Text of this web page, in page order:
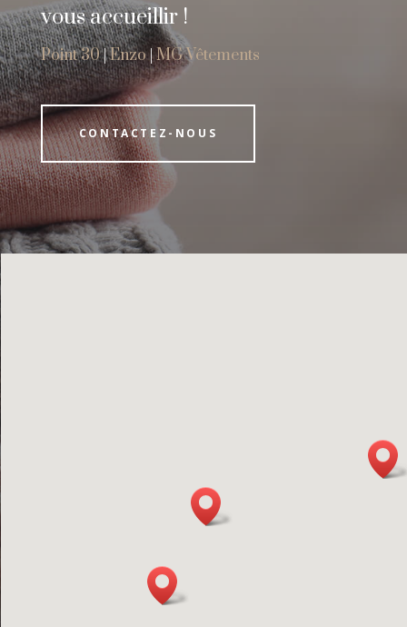
vous accueillir !
Point 30|Enzo|MG Vêtements
CONTACTEZ-NOUS